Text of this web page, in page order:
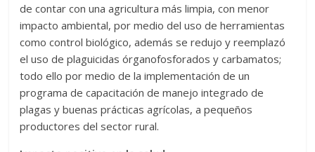
de contar con una agricultura más limpia, con menor
impacto ambiental, por medio del uso de herramientas
como control biológico, además se redujo y reemplazó
el uso de plaguicidas órganofosforados y carbamatos;
todo ello por medio de la implementación de un
programa de capacitación de manejo integrado de
plagas y buenas prácticas agrícolas, a pequeños
productores del sector rural.